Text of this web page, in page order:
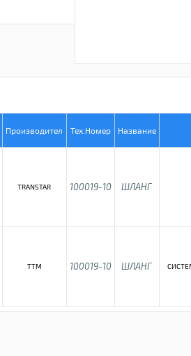
Производител Тех.Номер Название
TRANSTAR 100019-10 ШЛАНГ
TTM 100019-10 ШЛАНГ